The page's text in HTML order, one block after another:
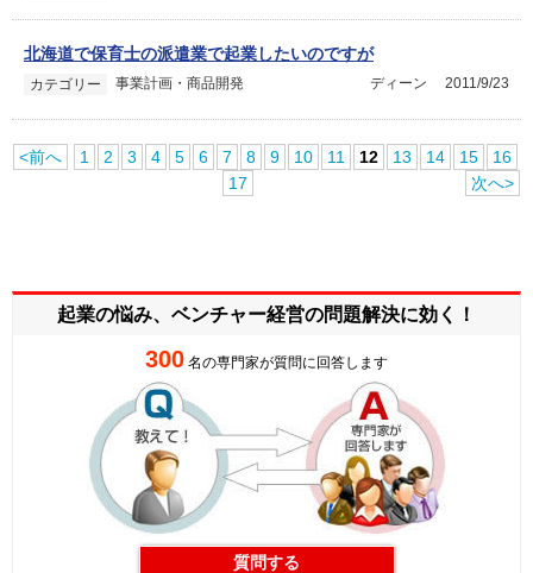
北海道で保育士の派遣業で起業したいのですが
カテゴリー 事業計画・商品開発 2011/9/23
ディーン
<前へ 1 2 3 4 5 6 7 8 9 10 11 12 13 14 15
16
17
次へ>
起業の悩み、ベンチャー経営の問題解決に効く！
300 名の専門家が質問に回答します
質問する